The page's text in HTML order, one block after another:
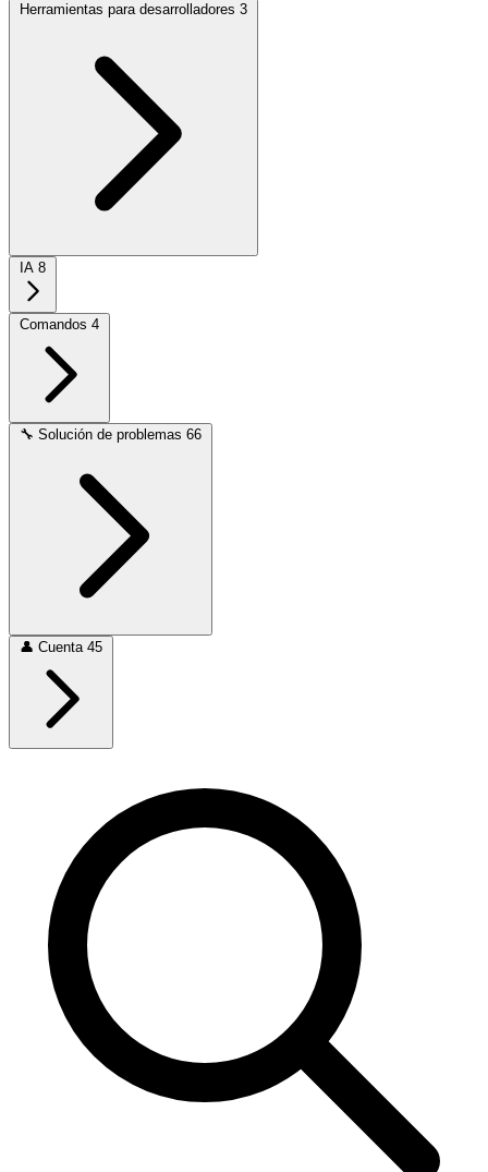
Herramientas para desarrolladores 3
IA 8
Comandos 4
🔧 Solución de problemas 66
👤 Cuenta 45